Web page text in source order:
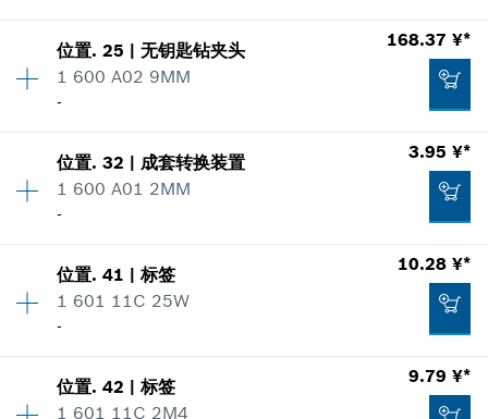
加入购物车
169.50 ¥*
加入购物车
显示在插图
3.95 ¥*
数量 1
价格类组: 00
使用证明
显示在插图
9.79 ¥*
位置.25 |无钥匙钻夹头
1 600 A02 9MM
-
168.37 ¥*
价格类组 :32
显示在插图
168.37 ¥*
位置.32 |成套转换装置
1 600 A01 2MM
-
3.95 ¥*
数量 1
价格类组:00
使用证明
显示在插图
位置.41 |标签
1 601 11C 25W
-
10.28 ¥*
数量 1
位置.42 |标签
1 601 11C 2M4
9.79 ¥*